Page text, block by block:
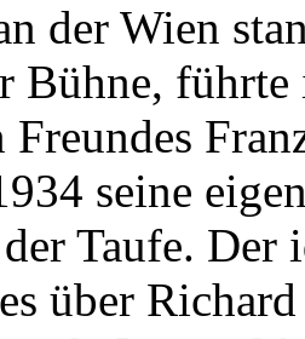
der Wien
Bühne,
Freundes
seine
Taufe. Der
über